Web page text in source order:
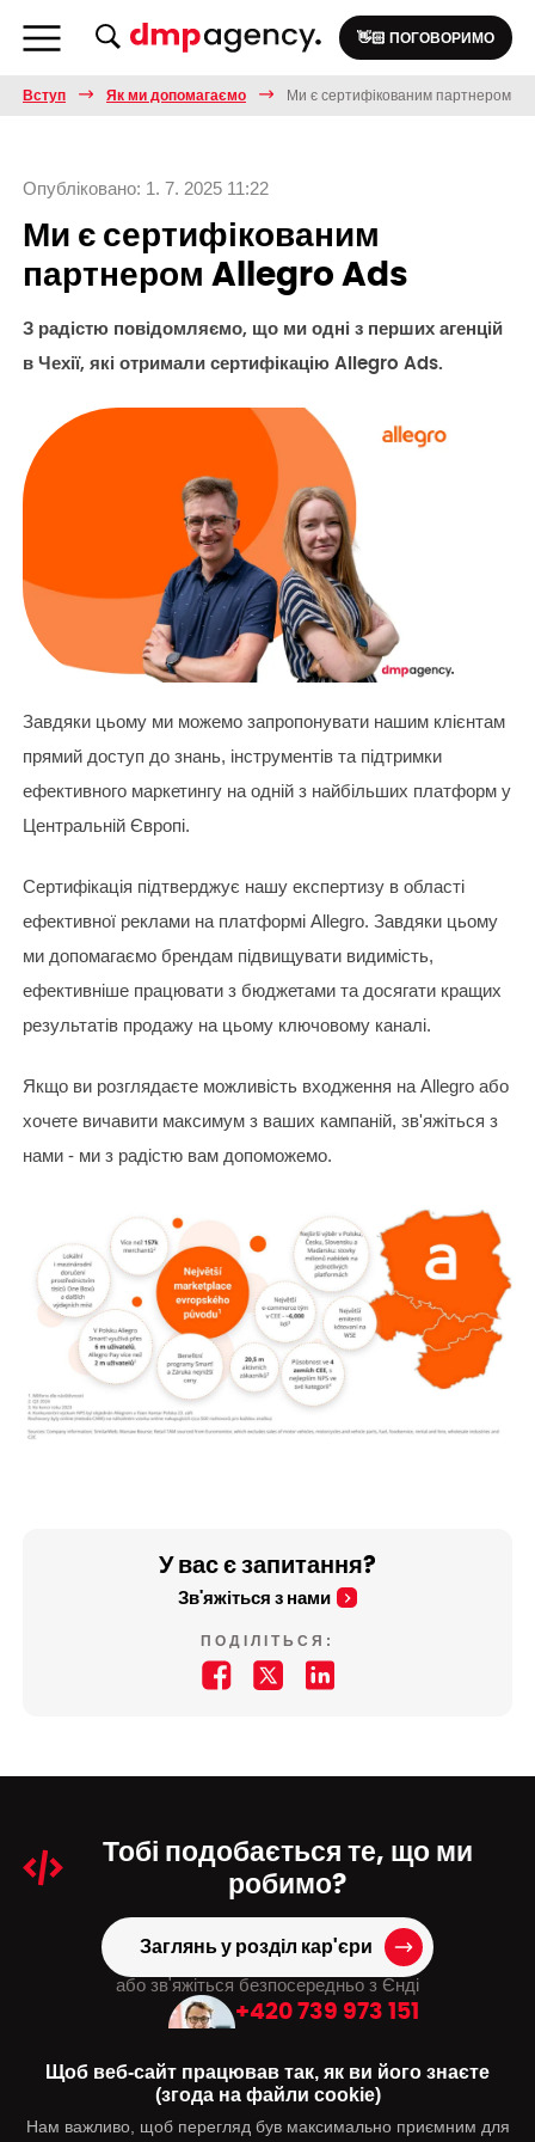
👋🏻 ПОГОВОРИМО
Вступ Як ми допомагаємо Ми є сертифікованим партнером
Опубліковано: 1. 7. 2025 11:22
Ми є сертифікованим
партнером Allegro Ads
З радістю повідомляємо, що ми одні з перших агенцій
в Чехії, які отримали сертифікацію Allegro Ads.
Завдяки цьому ми можемо запропонувати нашим клієнтам
прямий доступ до знань, інструментів та підтримки
ефективного маркетингу на одній з найбільших платформ у
Центральній Європі.
Сертифікація підтверджує нашу експертизу в області
ефективної реклами на платформі Allegro. Завдяки цьому
ми допомагаємо брендам підвищувати видимість,
ефективніше працювати з бюджетами та досягати кращих
результатів продажу на цьому ключовому каналі.
Якщо ви розглядаєте можливість входження на Allegro або
хочете вичавити максимум з ваших кампаній, зв'яжіться з
нами - ми з радістю вам допоможемо.
У вас є запитання?
Зв'яжіться з нами
ПОДІЛІТЬСЯ:
Тобі подобається те, що ми
робимо?
Заглянь у розділ кар'єри
або зв'яжіться безпосередньо з Єнді
+420 739 973 151
Вас може зацікавити
Щоб веб-сайт працював так, як ви його знаєте
(згода на файли cookie)
Нам важливо, щоб перегляд був максимально приємним для